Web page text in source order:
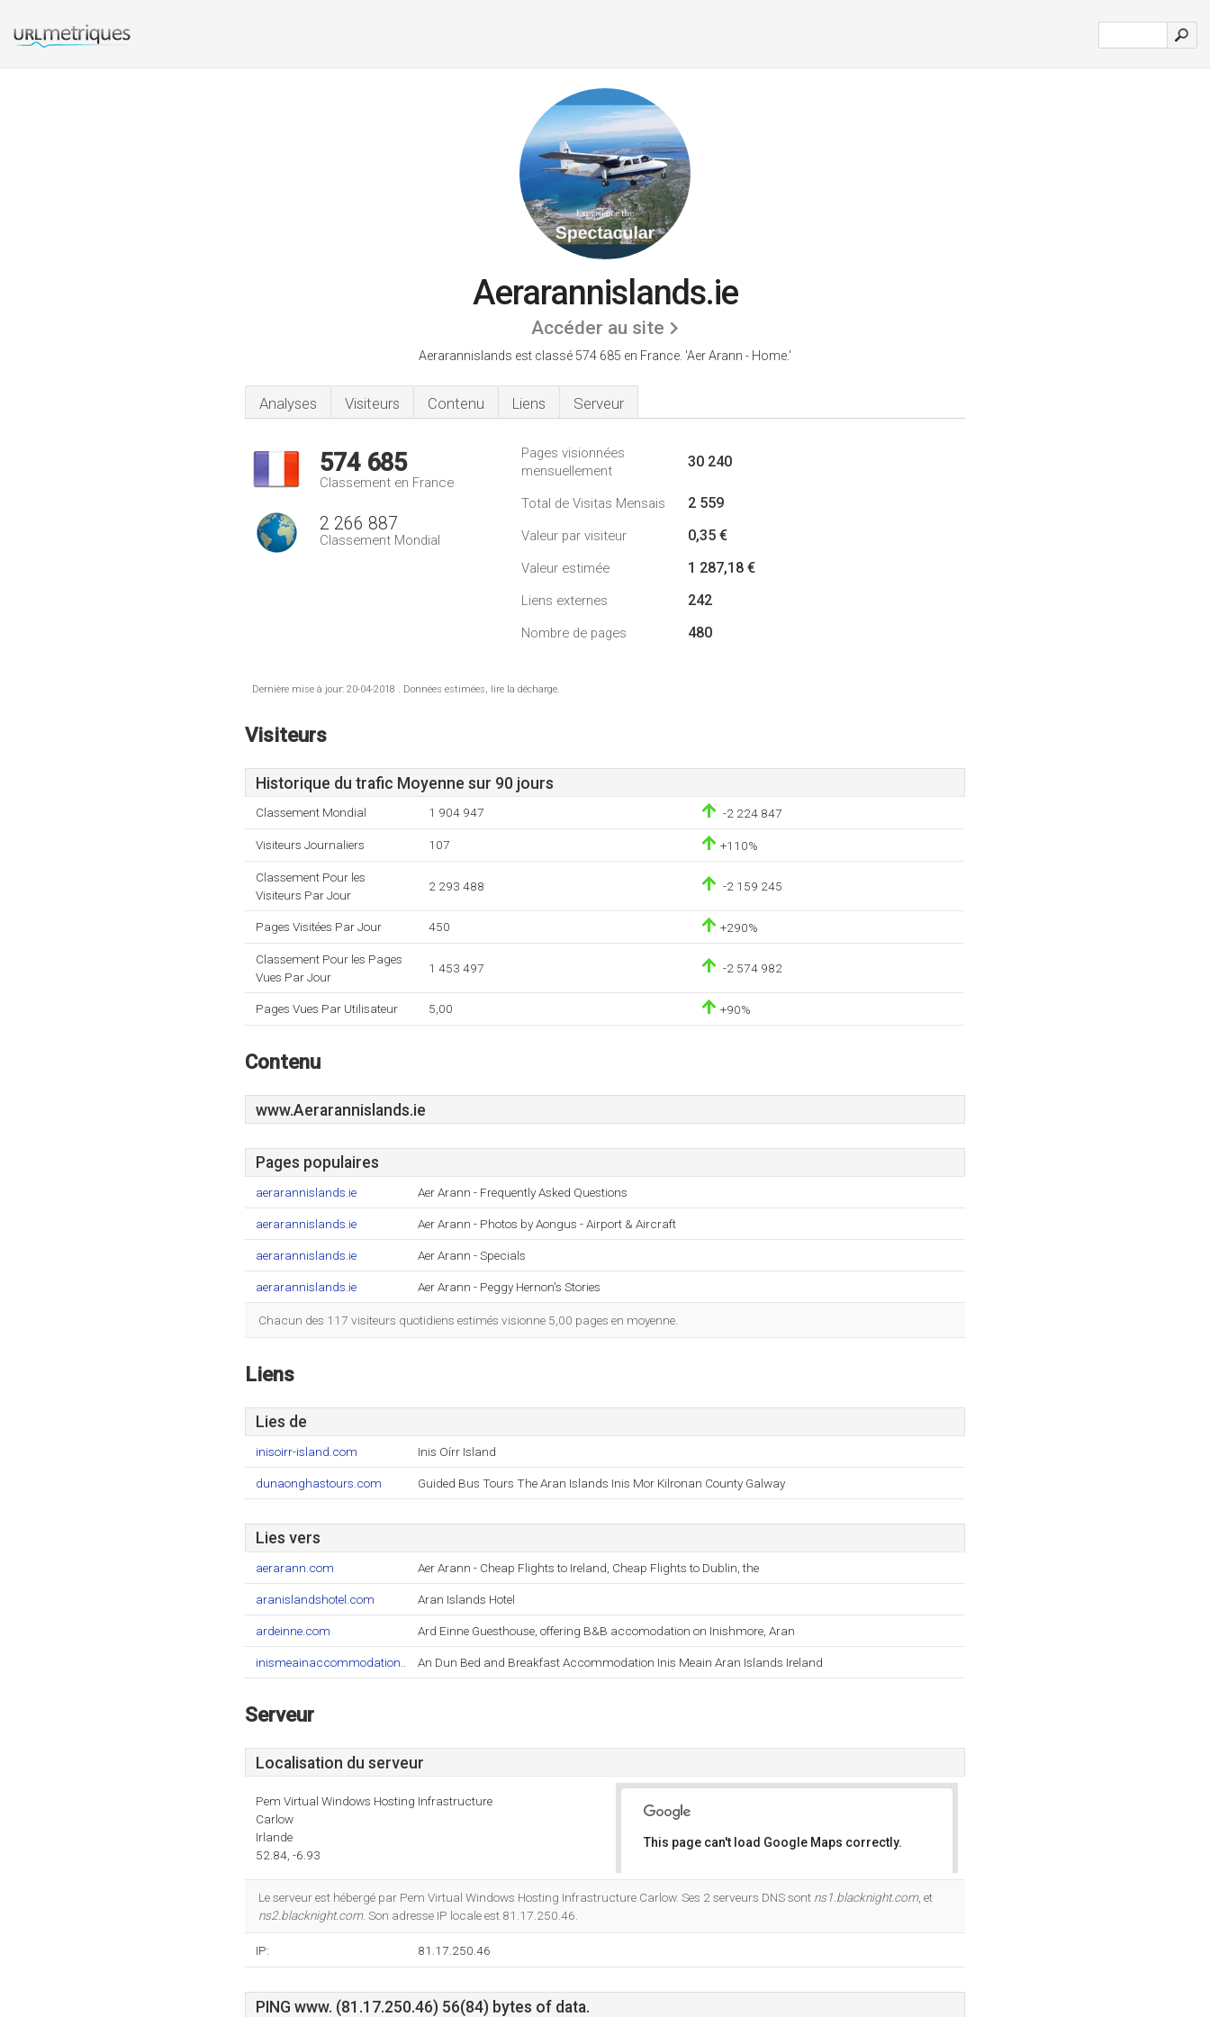
Aerarannislands.ie
Accéder au site
Aerarannislands est classé 574 685 en France. 'Aer Arann - Home.'
Analyses Visiteurs Contenu Liens Serveur
574 685
Classement en France
2 266 887
Classement Mondial
Pages visionnées
mensuellement
30 240
Total de Visitas Mensais 2 559
Valeur par visiteur 0,35 €
Valeur estimée 1 287,18 €
Liens externes 242
Nombre de pages 480
Dernière mise à jour: 20-04-2018 . Données estimées, lire la décharge.
Visiteurs
Historique du trafic Moyenne sur 90 jours
Classement Mondial 1 904 947 -2 224 847
Visiteurs Journaliers 107 +110%
Classement Pour les
Visiteurs Par Jour
2 293 488 -2 159 245
Pages Visitées Par Jour 450 +290%
Classement Pour les Pages
Vues Par Jour
1 453 497 -2 574 982
Pages Vues Par Utilisateur 5,00 +90%
Contenu
www.Aerarannislands.ie
Pages populaires
aerarannislands.ie Aer Arann - Frequently Asked Questions
aerarannislands.ie Aer Arann - Photos by Aongus - Airport & Aircraft
aerarannislands.ie Aer Arann - Specials
aerarannislands.ie Aer Arann - Peggy Hernon's Stories
Chacun des 117 visiteurs quotidiens estimés visionne 5,00 pages en moyenne.
Liens
Lies de
inisoirr-island.com Inis Oírr Island
dunaonghastours.com Guided Bus Tours The Aran Islands Inis Mor Kilronan County Galway
Lies vers
aerarann.com Aer Arann - Cheap Flights to Ireland, Cheap Flights to Dublin, the
aranislandshotel.com Aran Islands Hotel
ardeinne.com Ard Einne Guesthouse, offering B&B accomodation on Inishmore, Aran
inismeainaccommodation.. An Dun Bed and Breakfast Accommodation Inis Meain Aran Islands Ireland
Serveur
Localisation du serveur
Pem Virtual Windows Hosting Infrastructure
Carlow
Irlande
52.84, -6.93
This page can't load Google Maps correctly.
Le serveur est hébergé par Pem Virtual Windows Hosting Infrastructure Carlow. Ses 2 serveurs DNS sont ns1.blacknight.com, et
ns2.blacknight.com. Son adresse IP locale est 81.17.250.46.
IP: 81.17.250.46
PING www. (81.17.250.46) 56(84) bytes of data.